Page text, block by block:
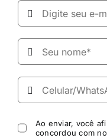
Ao enviar, você
concordou com